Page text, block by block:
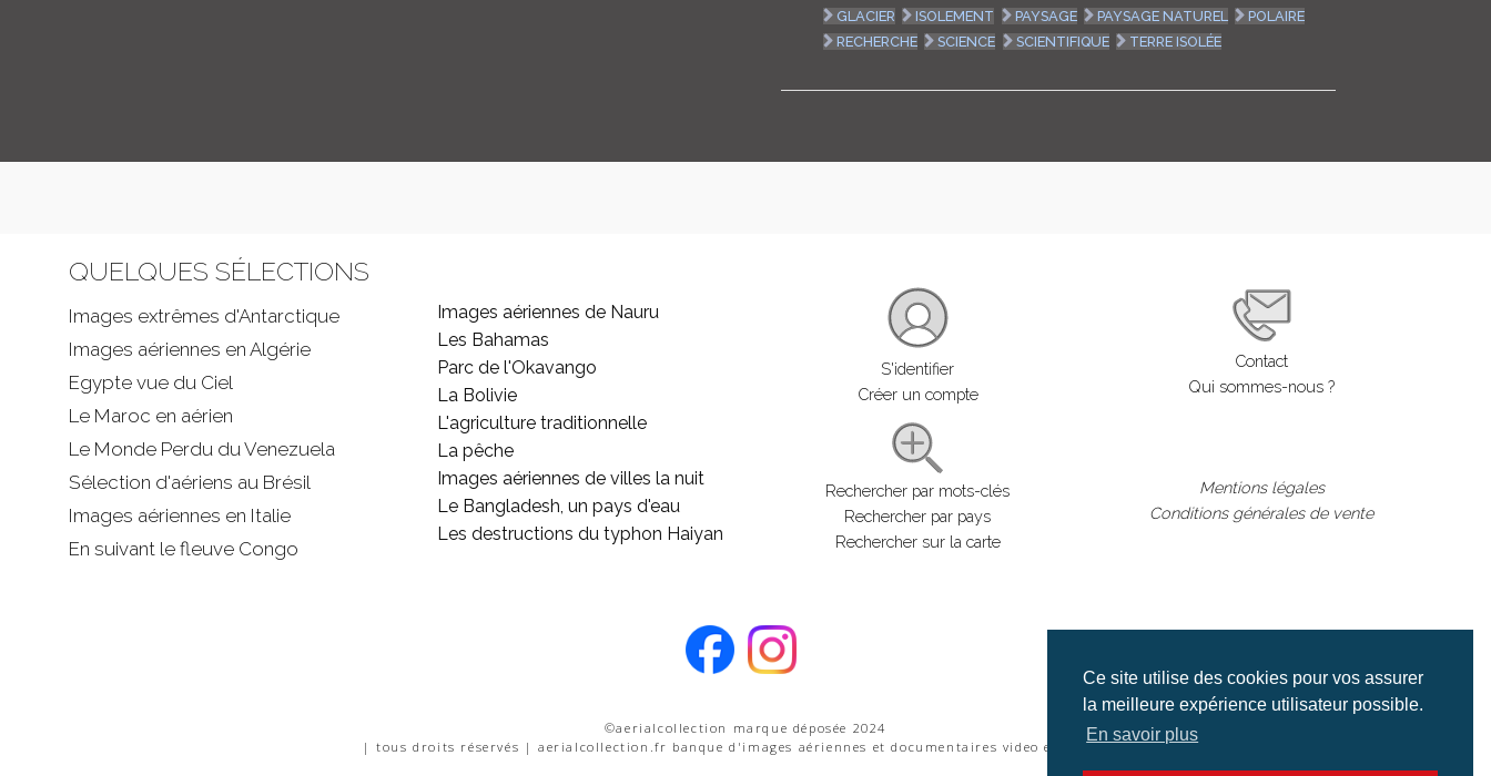
Ce site utilise des cookies pour vos assurer
la meilleure expérience utilisateur possible.
En savoir plus
GLACIER
ISOLEMENT PAYSAGE PAYSAGE NATUREL
POLAIRE
RECHERCHE
SCIENCE SCIENTIFIQUE TERRE ISOLÉE
QUELQUES SÉLECTIONS
Images extrêmes d'Antarctique
Images aériennes en Algérie
Egypte vue du Ciel
Le Maroc en aérien
Le Monde Perdu du Venezuela
Sélection d'aériens au Brésil
Images aériennes en Italie
En suivant le fleuve Congo
Images aériennes de Nauru
Les Bahamas
Parc de l'Okavango
La Bolivie
L'agriculture traditionnelle
La pêche
Images aériennes de villes la nuit
Le Bangladesh, un pays d'eau
Les destructions du typhon Haiyan
S'identifier
Créer un compte
Rechercher par mots-clés
Rechercher par pays
Rechercher sur la carte
Contact
Qui sommes-nous ?
Mentions légales
Conditions générales de vente
©aerialcollection marque déposée 2024
| tous droits réservés | aerialcollection.fr banque d'images aériennes et documentaires video et cinéma |